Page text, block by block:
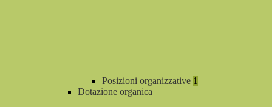
Posizioni organizzative 1
Dotazione organica